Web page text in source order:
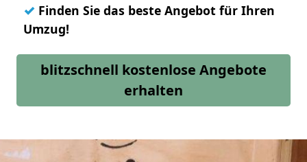
✓ Finden Sie das beste Angebot für Ihren
Umzug!
blitzschnell kostenlose Angebote
erhalten